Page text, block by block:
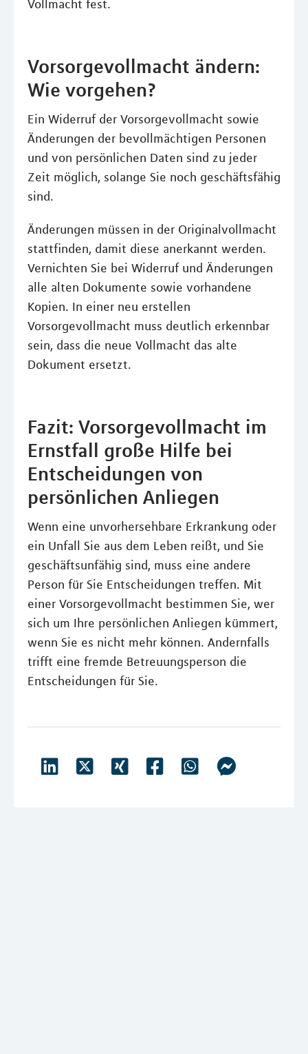
Vollmacht fest.
Vorsorgevollmacht ändern:
Wie vorgehen?
Ein Widerruf der Vorsorgevollmacht sowie
Änderungen der bevollmächtigen Personen
und von persönlichen Daten sind zu jeder
Zeit möglich, solange Sie noch geschäftsfähig
sind.
Änderungen müssen in der Originalvollmacht
stattfinden, damit diese anerkannt werden.
Vernichten Sie bei Widerruf und Änderungen
alle alten Dokumente sowie vorhandene
Kopien. In einer neu erstellen
Vorsorgevollmacht muss deutlich erkennbar
sein, dass die neue Vollmacht das alte
Dokument ersetzt.
Fazit: Vorsorgevollmacht im
Ernstfall große Hilfe bei
Entscheidungen von
persönlichen Anliegen
Wenn eine unvorhersehbare Erkrankung oder
ein Unfall Sie aus dem Leben reißt, und Sie
geschäftsunfähig sind, muss eine andere
Person für Sie Entscheidungen treffen. Mit
einer Vorsorgevollmacht bestimmen Sie, wer
sich um Ihre persönlichen Anliegen kümmert,
wenn Sie es nicht mehr können. Andernfalls
trifft eine fremde Betreuungsperson die
Entscheidungen für Sie.